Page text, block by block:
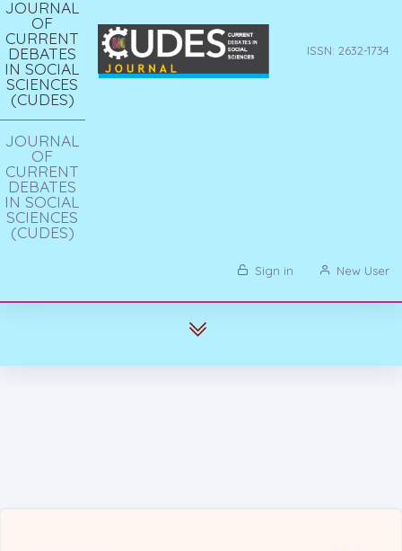
ISSN: 2632-1734
JOURNAL
OF
CURRENT
DEBATES
IN SOCIAL
SCIENCES
(CUDES)
JOURNAL
OF
CURRENT
DEBATES
IN SOCIAL
SCIENCES
(CUDES)
Sign in New User